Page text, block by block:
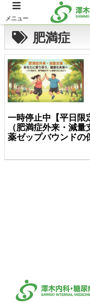
肥満症
一時停止中【平日限
（肥満症外来・減
薬ゼップバウンドの
メニュー